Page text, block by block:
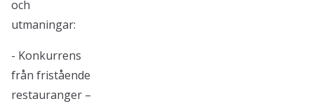
och
utmaningar:
- Konkurrens
från fristående
restauranger –